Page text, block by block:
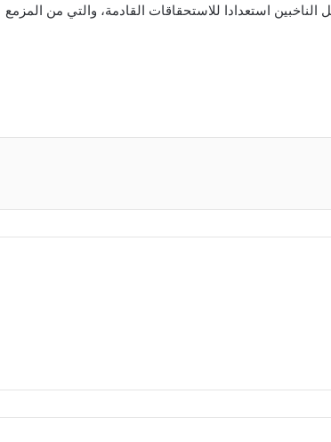
استعدادا للاستحقاقات القادمة، والتي من المزمع